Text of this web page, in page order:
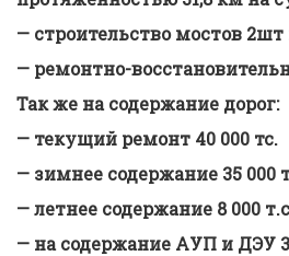
— строительство мостов
— ремонтно-
Так же на содержание дорог:
— текущий ремонт 40 000 тс.
— зимнее содержание 35 000
— летнее содержание 8 000
— на содержание АУП и ДЭУ